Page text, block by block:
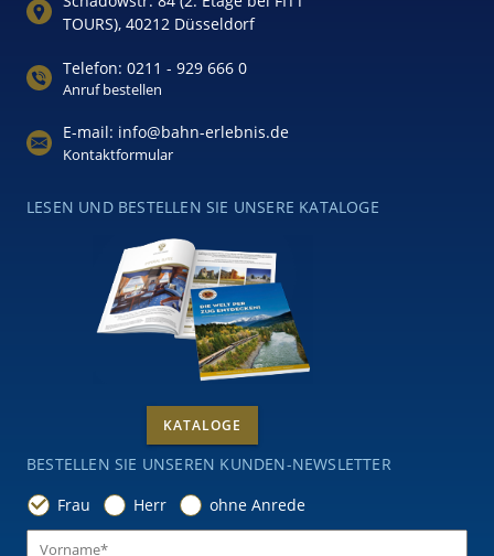
TOURS), 40212 Düsseldorf
Telefon: 0211 - 929 666 0
Anruf bestellen
E-mail: info@bahn-erlebnis.de
Kontaktformular
LESEN UND BESTELLEN SIE UNSERE KATALOGE
KATALOGE
BESTELLEN SIE UNSEREN KUNDEN-NEWSLETTER
Frau
Herr ohne Anrede